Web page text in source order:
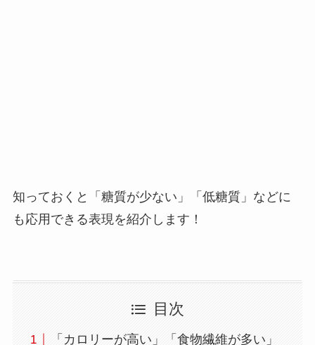
知っておくと「糖質が少ない」「低糖質」などに
も応用できる表現を紹介します！
目次
「カロリーが高い」「食物繊維が多い」